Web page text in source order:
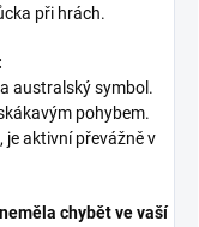
při hrách.
australský symbol.
pohybem.
aktivní převážně v
chybět ve vaší